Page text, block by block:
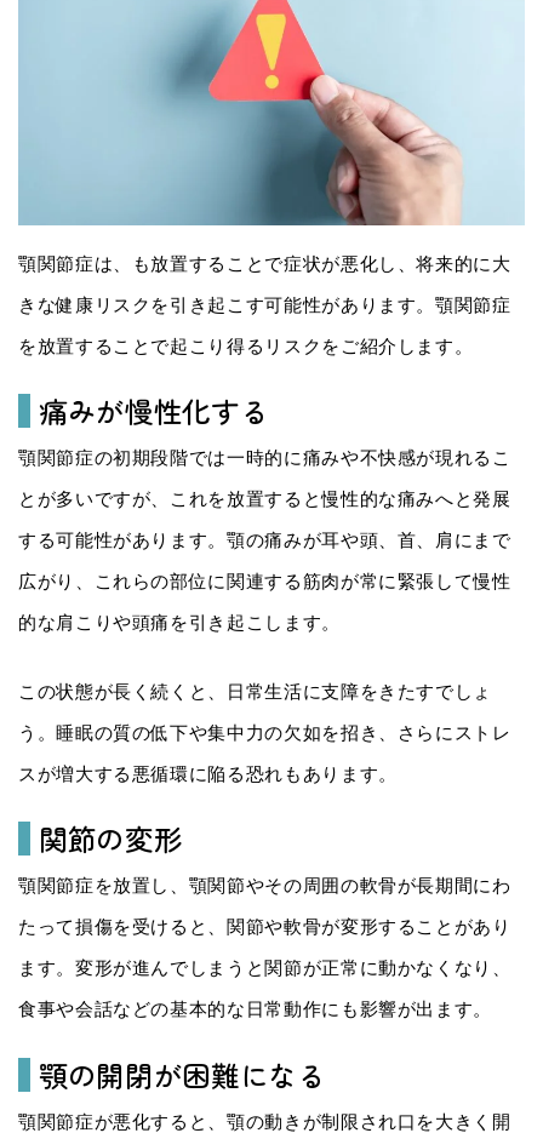
顎関節症は、も放置することで症状が悪化し、将来的に大
きな健康リスクを引き起こす可能性があります。顎関節症
を放置することで起こり得るリスクをご紹介します。
痛みが慢性化する
顎関節症の初期段階では一時的に痛みや不快感が現れるこ
とが多いですが、これを放置すると慢性的な痛みへと発展
する可能性があります。顎の痛みが耳や頭、首、肩にまで
広がり、これらの部位に関連する筋肉が常に緊張して慢性
的な肩こりや頭痛を引き起こします。
この状態が長く続くと、日常生活に支障をきたすでしょ
う。睡眠の質の低下や集中力の欠如を招き、さらにストレ
スが増大する悪循環に陥る恐れもあります。
関節の変形
顎関節症を放置し、顎関節やその周囲の軟骨が長期間にわ
たって損傷を受けると、関節や軟骨が変形することがあり
ます。変形が進んでしまうと関節が正常に動かなくなり、
食事や会話などの基本的な日常動作にも影響が出ます。
顎の開閉が困難になる
顎関節症が悪化すると、顎の動きが制限され口を大きく開